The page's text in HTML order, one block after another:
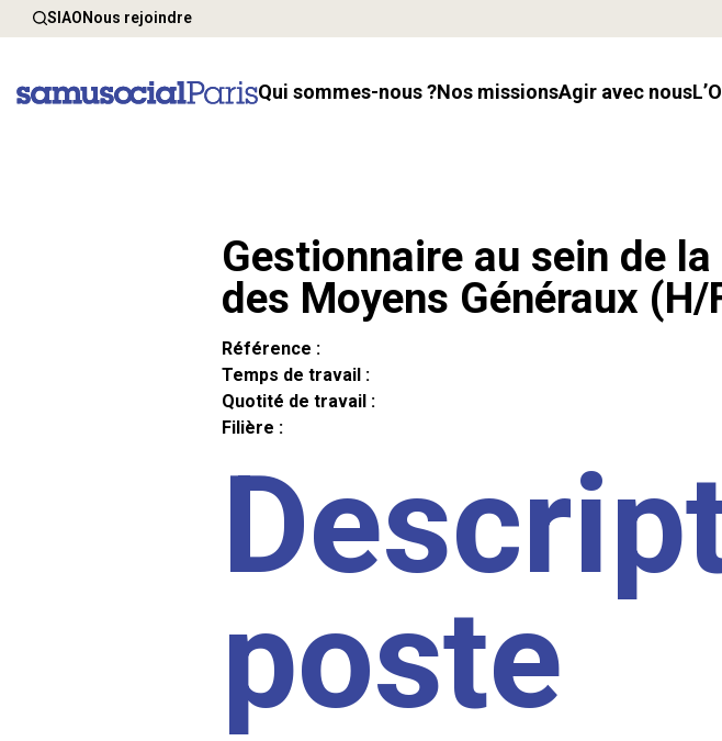
SIAONous rejoindre
Qui sommes-nous ? Nos missions Agir avec nous
Gestionnaire au sein de
des Moyens Généraux (H/
Référence :
Temps de travail :
Quotité de travail :
Filière :
poste